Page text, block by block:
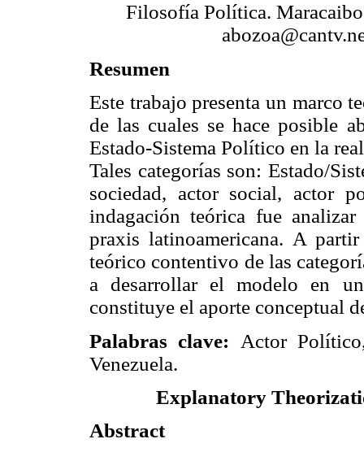
Filosofía Política.
Resumen
Este trabajo presenta un marco
de las cuales se hace posible
Estado-Sistema Político en la
Tales categorías son: Estado/
sociedad, actor social, actor
indagación teórica fue
praxis latinoamericana. A
teórico contentivo de las
a desarrollar el modelo en
constituye el aporte conceptual
Palabras clave:
Actor
Venezuela.
Explanatory
Abstract